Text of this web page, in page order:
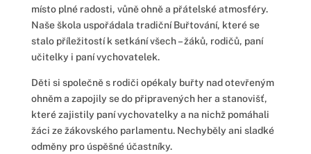
místo plné radosti, vůně ohně a přátelské atmosféry.
Naše škola uspořádala tradiční Buřtování, které se
stalo příležitostí k setkání všech – žáků, rodičů, paní
učitelky i paní vychovatelek.
Děti si společně s rodiči opékaly buřty nad otevřeným
ohněm a zapojily se do připravených her a stanovišť,
které zajistily paní vychovatelky a na nichž pomáhali
žáci ze žákovského parlamentu. Nechyběly ani sladké
odměny pro úspěšné účastníky.